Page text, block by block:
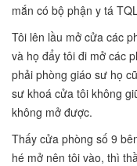
mắn có bộ phận y tá
Tôi lên lầu mở cửa các
và họ đẩy tôi đi mở các
phải phòng giáo sư họ
sư khoá cửa tôi không
không mở được.
Thấy cửa phòng số 9
hé mở nên tôi vào, thì